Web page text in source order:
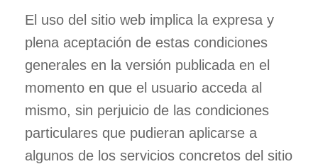
El uso del sitio web implica la expresa y
plena aceptación de estas condiciones
generales en la versión publicada en el
momento en que el usuario acceda al
mismo, sin perjuicio de las condiciones
particulares que pudieran aplicarse a
algunos de los servicios concretos del sitio